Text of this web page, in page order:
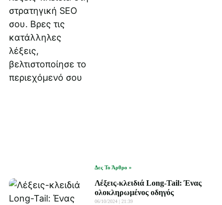
Δες Το Άρθρο »
Λέξεις-κλειδιά Long-Tail: Ένας
ολοκληρωμένος οδηγός
06/10/2024 21:39